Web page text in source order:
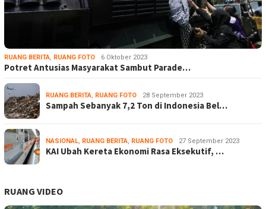
RUANG BERITA, RUANG FOTO 6 Oktober 2023
Potret Antusias Masyarakat Sambut Parade…
RUANG BERITA, RUANG FOTO 28 September 2023
Sampah Sebanyak 7,2 Ton di Indonesia Bel…
NASIONAL, RUANG BERITA, RUANG FOTO 27 September 2023
KAI Ubah Kereta Ekonomi Rasa Eksekutif, …
RUANG VIDEO